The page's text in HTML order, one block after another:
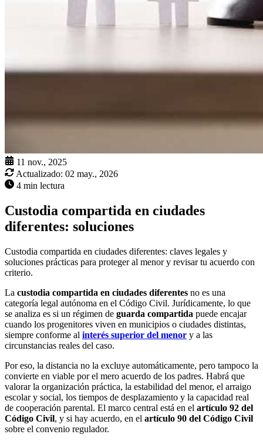
11 nov., 2025
Actualizado: 02 may., 2026
4 min lectura
Custodia compartida en ciudades
diferentes: soluciones
Custodia compartida en ciudades diferentes: claves legales y
soluciones prácticas para proteger al menor y revisar tu acuerdo con
criterio.
La custodia compartida en ciudades diferentes no es una
categoría legal autónoma en el Código Civil. Jurídicamente, lo que
se analiza es si un régimen de guarda compartida puede encajar
cuando los progenitores viven en municipios o ciudades distintas,
siempre conforme al interés superior del menor y a las
circunstancias reales del caso.
Por eso, la distancia no la excluye automáticamente, pero tampoco la
convierte en viable por el mero acuerdo de los padres. Habrá que
valorar la organización práctica, la estabilidad del menor, el arraigo
escolar y social, los tiempos de desplazamiento y la capacidad real
de cooperación parental. El marco central está en el artículo 92 del
Código Civil, y si hay acuerdo, en el artículo 90 del Código Civil
sobre el convenio regulador.